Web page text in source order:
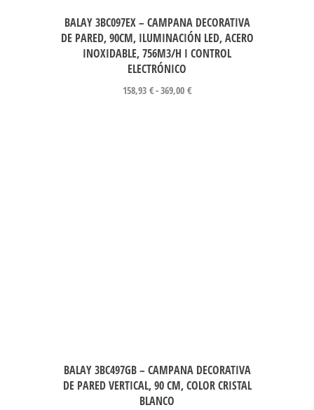
BALAY 3BC097EX – CAMPANA DECORATIVA
DE PARED, 90CM, ILUMINACIÓN LED, ACERO
INOXIDABLE, 756M3/H I CONTROL
ELECTRÓNICO
158,93 €-369,00 €
BALAY 3BC497GB – CAMPANA DECORATIVA
DE PARED VERTICAL, 90 CM, COLOR CRISTAL
BLANCO